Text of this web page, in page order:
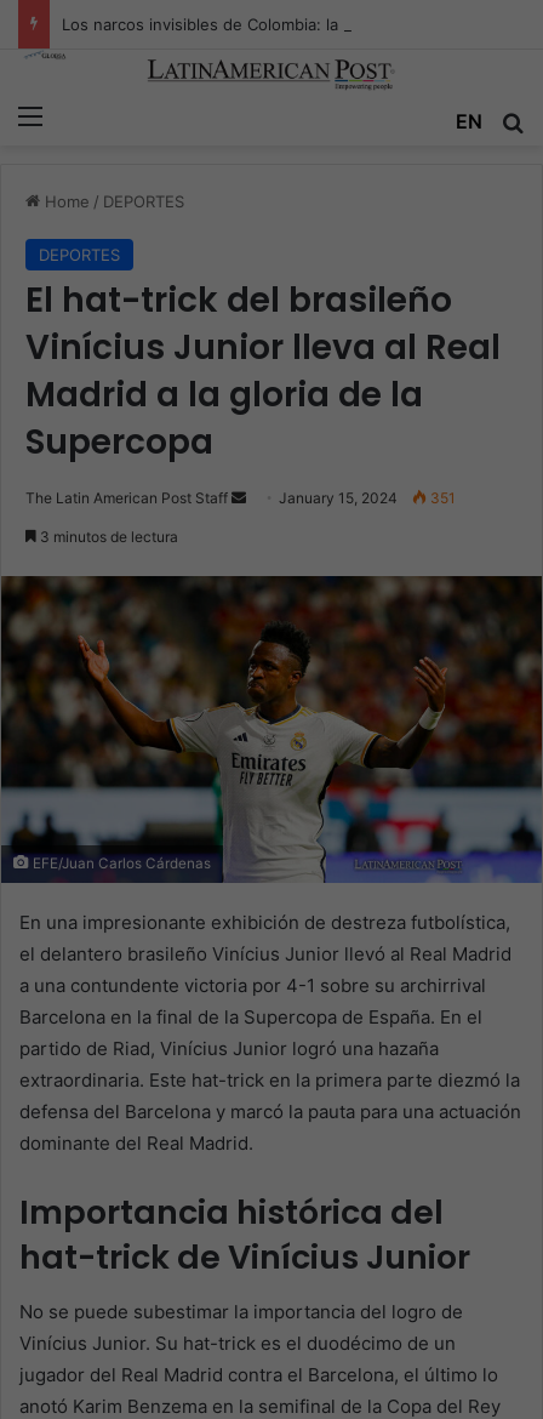
Menu EN
Home / DEPORTES
DEPORTES
El hat-trick del brasileño
Vinícius Junior lleva al Real
Madrid a la gloria de la
Supercopa
The Latin American Post Staff
SendJanuary 15, 2024 351
3 minutos de lectura
EFE/Juan Carlos Cárdenas
En una impresionante exhibición de destreza futbolística,
el delantero brasileño Vinícius Junior llevó al Real Madrid
a una contundente victoria por 4-1 sobre su archirrival
Barcelona en la final de la Supercopa de España. En el
partido de Riad, Vinícius Junior logró una hazaña
extraordinaria. Este hat-trick en la primera parte diezmó la
defensa del Barcelona y marcó la pauta para una actuación
dominante del Real Madrid.
Importancia histórica del
hat-trick de Vinícius Junior
No se puede subestimar la importancia del logro de
Vinícius Junior. Su hat-trick es el duodécimo de un
jugador del Real Madrid contra el Barcelona, el último lo
anotó Karim Benzema en la semifinal de la Copa del Rey